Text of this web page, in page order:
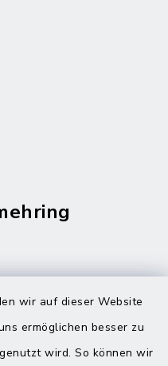
wir auf dieser Website
ermöglichen besser zu
wird. So können wir